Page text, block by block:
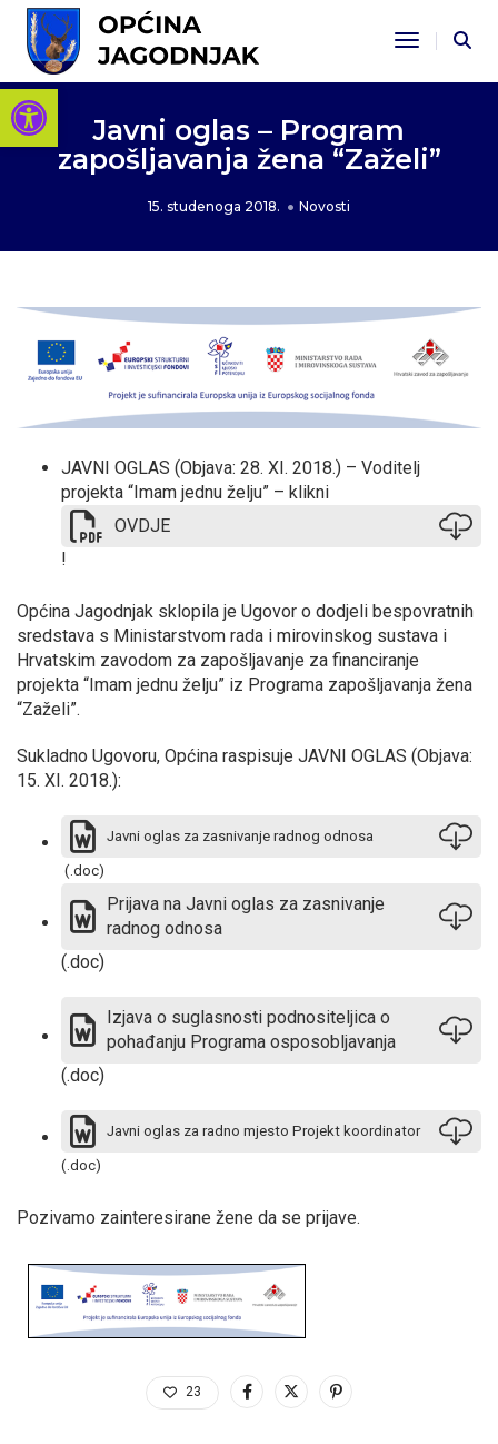
Open toolbar
Toggle
Javni oglas – Program
zapošljavanja žena “Zaželi”
15. studenoga 2018. Novosti
JAVNI OGLAS (Objava: 28. XI. 2018.) – Voditelj
projekta “Imam jednu želju” – klikni
OVDJE
!
Općina Jagodnjak sklopila je Ugovor o dodjeli bespovratnih
sredstava s Ministarstvom rada i mirovinskog sustava i
Hrvatskim zavodom za zapošljavanje za financiranje
projekta “Imam jednu želju” iz Programa zapošljavanja žena
“Zaželi”.
Sukladno Ugovoru, Općina raspisuje JAVNI OGLAS (Objava:
15. XI. 2018.):
Javni oglas za zasnivanje radnog odnosa
(.doc)
Prijava na Javni oglas za zasnivanje
radnog odnosa
(.doc)
Izjava o suglasnosti podnositeljica o
pohađanju Programa osposobljavanja
(.doc)
Javni oglas za radno mjesto Projekt koordinator
(.doc)
Pozivamo zainteresirane žene da se prijave.
23